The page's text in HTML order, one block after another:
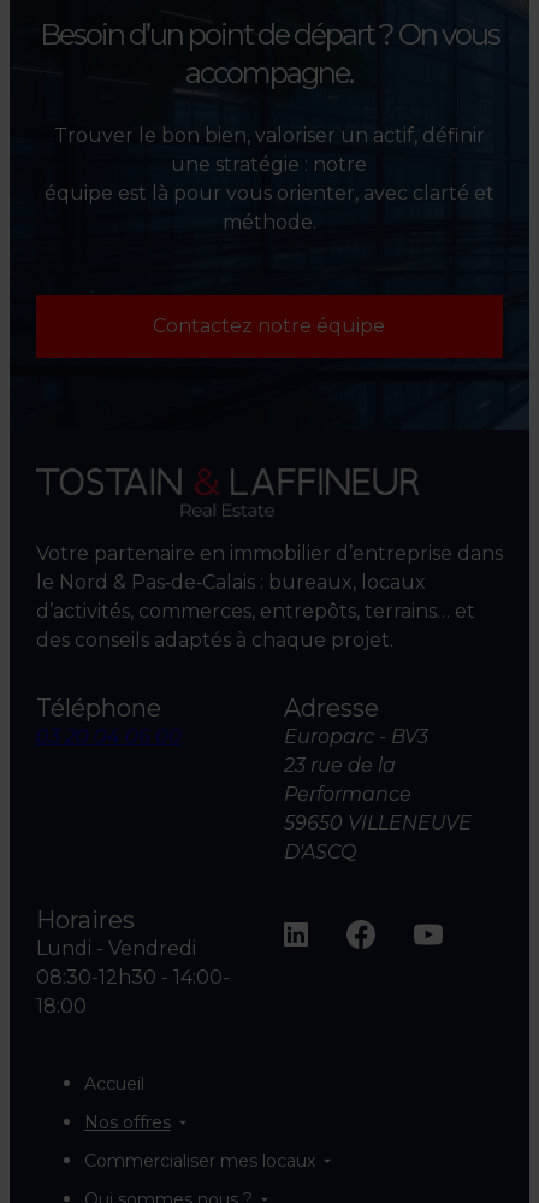
Besoin d’un point de départ ?On vous
accompagne.
Trouver le bon bien, valoriser un actif, définir
une stratégie : notre
équipe est là pour vous orienter, avec clarté et
méthode.
Contactez notre équipe
Votre partenaire en immobilier d’entreprise dans
le Nord & Pas‑de‑Calais : bureaux, locaux
d’activités, commerces, entrepôts, terrains… et
des conseils adaptés à chaque projet.
Téléphone
03 20 04 06 00
Adresse
Europarc - BV3
23 rue de la
Performance
59650 VILLENEUVE
D'ASCQ
Horaires
Lundi - Vendredi
08:30-12h30 - 14:00-
18:00
Accueil
Nos offres
Commercialiser mes locaux